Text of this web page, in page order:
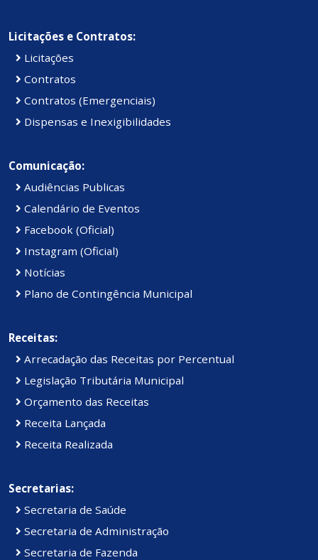
Licitações e Contratos:
Licitações
Contratos
Contratos (Emergenciais)
Dispensas e Inexigibilidades
Comunicação:
Audiências Publicas
Calendário de Eventos
Facebook (Oficial)
Instagram (Oficial)
Notícias
Plano de Contingência Municipal
Receitas:
Arrecadação das Receitas por Percentual
Legislação Tributária Municipal
Orçamento das Receitas
Receita Lançada
Receita Realizada
Secretarias:
Secretaria de Saúde
Secretaria de Administração
Secretaria de Fazenda